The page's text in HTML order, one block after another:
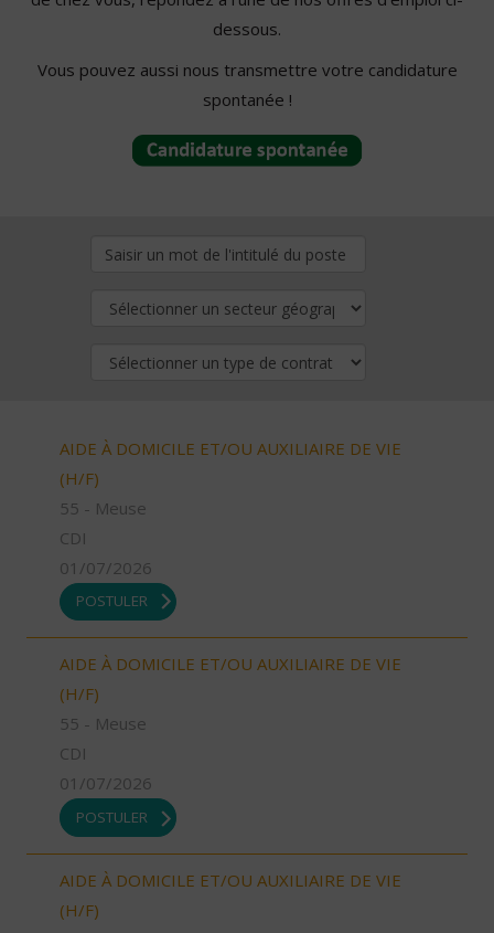
dessous.
Vous pouvez aussi nous transmettre votre candidature
spontanée !
AIDE À DOMICILE ET/OU AUXILIAIRE DE VIE
(H/F)
55 - Meuse
CDI
01/07/2026
POSTULER
AIDE À DOMICILE ET/OU AUXILIAIRE DE VIE
(H/F)
55 - Meuse
CDI
01/07/2026
POSTULER
AIDE À DOMICILE ET/OU AUXILIAIRE DE VIE
(H/F)